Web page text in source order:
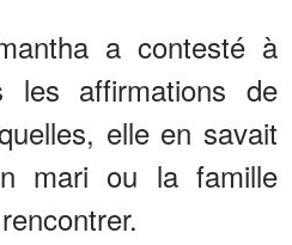
a contesté à
les affirmations de
elle en savait
mari ou la famille